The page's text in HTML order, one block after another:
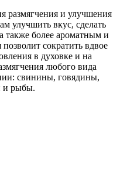
размягчения и улучшения
улучшить вкус, сделать
более ароматным и
сократить вдвое
в духовке и на
любого вида
свинины, говядины,
и рыбы.